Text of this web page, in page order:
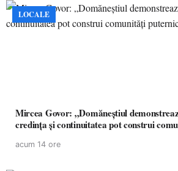
LOCALE
Mircea Govor: „Domăneștiul
credința și continuitatea pot construi
acum 14 ore